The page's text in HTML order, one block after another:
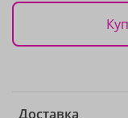
Доставка